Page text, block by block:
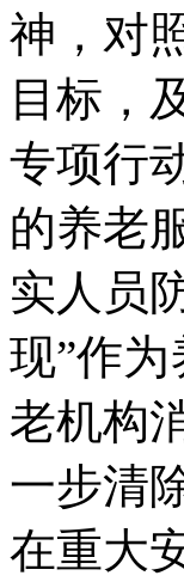
神，对
目标，
专项行
的养老
实人员
现”作
老机构
一步清
在重大